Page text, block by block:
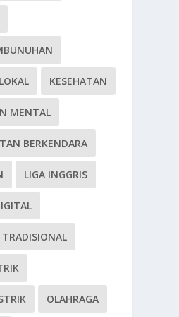
KESEHATAN
MENTAL
BERKENDARA
LIGA INGGRIS
OLAHRAGA